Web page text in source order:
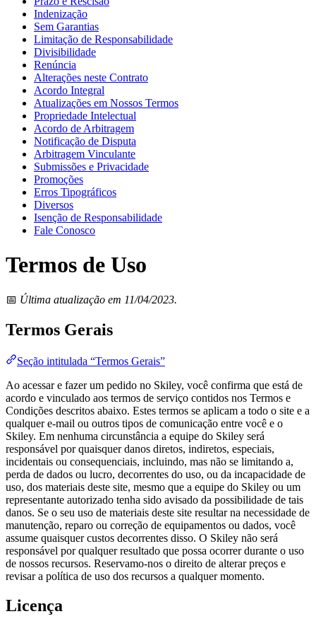
Indenização
Sem Garantias
Limitação de Responsabilidade
Divisibilidade
Renúncia
Alterações neste Contrato
Acordo Integral
Atualizações em Nossos Termos
Propriedade Intelectual
Acordo de Arbitragem
Notificação de Disputa
Arbitragem Vinculante
Submissões e Privacidade
Promoções
Erros Tipográficos
Diversos
Isenção de Responsabilidade
Fale Conosco
Termos de Uso
📅 Última atualização em 11/04/2023.
Termos Gerais
Seção intitulada “Termos Gerais”
Ao acessar e fazer um pedido no Skiley, você confirma que está de
acordo e vinculado aos termos de serviço contidos nos Termos e
Condições descritos abaixo. Estes termos se aplicam a todo o site e a
qualquer e-mail ou outros tipos de comunicação entre você e o
Skiley. Em nenhuma circunstância a equipe do Skiley será
responsável por quaisquer danos diretos, indiretos, especiais,
incidentais ou consequenciais, incluindo, mas não se limitando a,
perda de dados ou lucro, decorrentes do uso, ou da incapacidade de
uso, dos materiais deste site, mesmo que a equipe do Skiley ou um
representante autorizado tenha sido avisado da possibilidade de tais
danos. Se o seu uso de materiais deste site resultar na necessidade de
manutenção, reparo ou correção de equipamentos ou dados, você
assume quaisquer custos decorrentes disso. O Skiley não será
responsável por qualquer resultado que possa ocorrer durante o uso
de nossos recursos. Reservamo-nos o direito de alterar preços e
revisar a política de uso dos recursos a qualquer momento.
Licença